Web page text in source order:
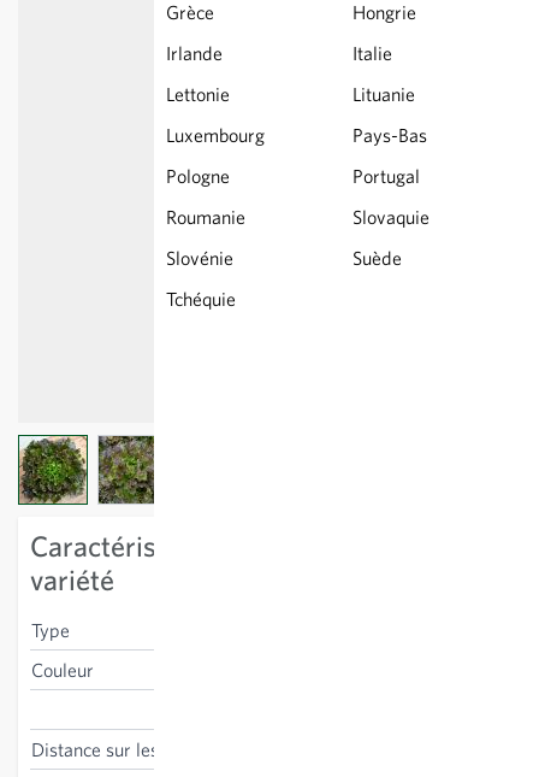
Grèce
Hongrie
Irlande
Italie
Lettonie
Lituanie
Luxembourg
Pays-Bas
Pologne
Portugal
Roumanie
Slovaquie
Slovénie
Suède
Tchéquie
View larger imageView larger image
Caractéristiques spécifiques à la
variété
Type
Couleur
Distance sur les lignes